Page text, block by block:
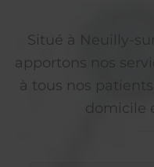
Situé à Neuilly-
apportons nos
à tous nos
domicile